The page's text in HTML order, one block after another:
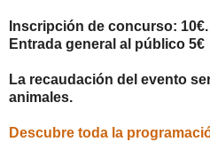
Inscripción de concurso: 10€.
Entrada general al público 5€
La recaudación del evento
animales.
Descubre toda la